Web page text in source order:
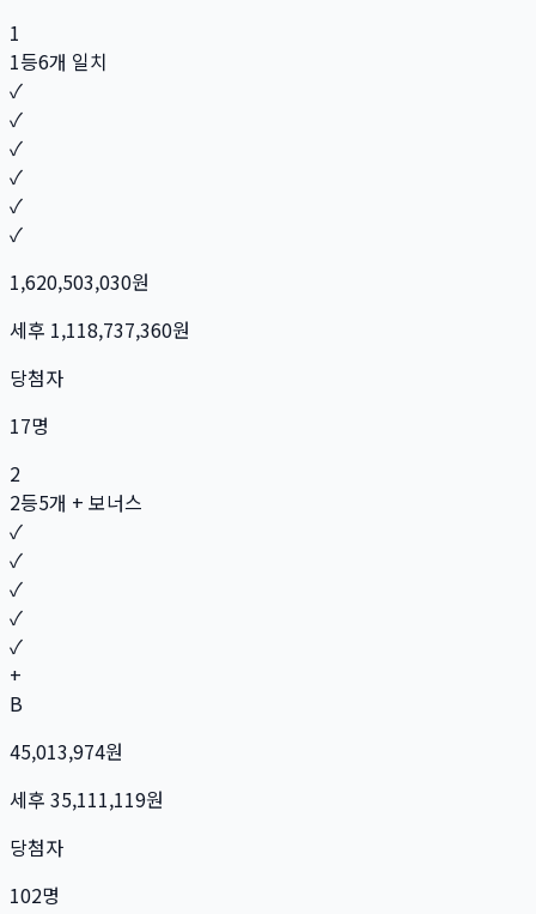
1
1등6개 일치
✓
✓
✓
✓
✓
✓
1,620,503,030원
세후 1,118,737,360원
당첨자
17명
2
2등5개 + 보너스
✓
✓
✓
✓
✓
+
B
45,013,974원
세후 35,111,119원
당첨자
102명